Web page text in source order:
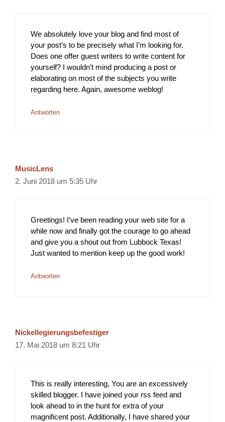
We absolutely love your blog and find most of
your post’s to be precisely what I’m looking for.
Does one offer guest writers to write content for
yourself? I wouldn’t mind producing a post or
elaborating on most of the subjects you write
regarding here. Again, awesome weblog!
Antworten
MusicLens
2. Juni 2018 um 5:35 Uhr
Greetings! I’ve been reading your web site for a
while now and finally got the courage to go ahead
and give you a shout out from Lubbock Texas!
Just wanted to mention keep up the good work!
Antworten
Nickellegierungsbefestiger
17. Mai 2018 um 8:21 Uhr
This is really interesting, You are an excessively
skilled blogger. I have joined your rss feed and
look ahead to in the hunt for extra of your
magnificent post. Additionally, I have shared your